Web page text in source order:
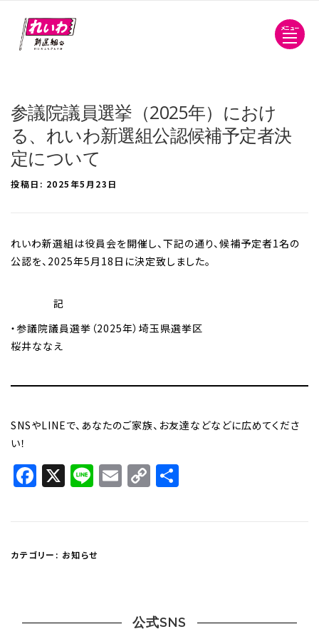
メニュー
参議院議員選挙（2025年）におけ
る、れいわ新選組公認候補予定者決
定について
投稿日: 2025年5月23日
れいわ新選組は役員会を開催し、下記の通り、候補予定者1名の
公認を、2025年5月18日に決定致しました。
記
・参議院議員選挙（2025年）埼玉県選挙区
桜井ななえ
SNSやLINEで、あなたのご家族、お友達などなどに広めてくださ
い！
Facebook
X LineEmail
Copy
Link
カテゴリー: お知らせ
公式SNS